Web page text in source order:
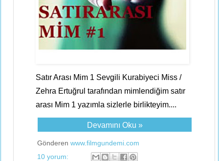
Satır Arası Mim 1 Sevgili Kurabiyeci Miss /
Zehra Ertuğrul tarafından mimlendiğim satır
arası Mim 1 yazımla sizlerle birlikteyim....
Devamını Oku »
Gönderen www.filmgundemi.com
10 yorum: